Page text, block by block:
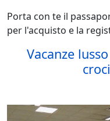
Porta con te il
per l'acquisto e la
Vacanze